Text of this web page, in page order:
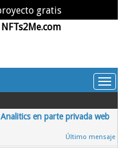
gratis
NFTs2Me.com
en parte privada web